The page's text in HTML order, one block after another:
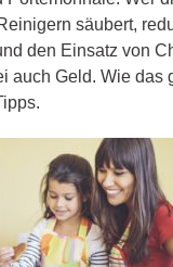
säubert,
den Einsatz von
auch Geld. Wie das